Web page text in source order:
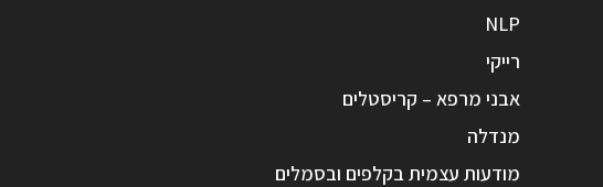
NLP
רייקי
אבני מרפא – קריסטלים
מנדלה
מודעות עצמית בקלפים ובסמלים